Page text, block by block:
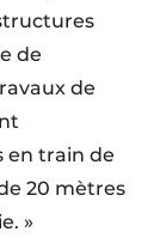
de
de
en train de
20 mètres
»